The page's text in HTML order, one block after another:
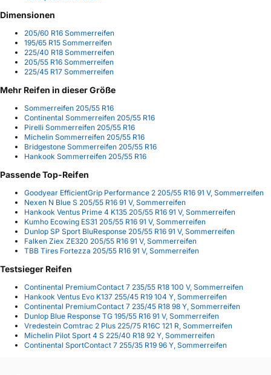
Dimensionen
205/60 R16 Sommerreifen
195/65 R15 Sommerreifen
225/40 R18 Sommerreifen
205/55 R16 Sommerreifen
225/45 R17 Sommerreifen
Mehr Reifen in dieser Größe
Sommerreifen 205/55 R16
Continental Sommerreifen 205/55 R16
Pirelli Sommerreifen 205/55 R16
Michelin Sommerreifen 205/55 R16
Bridgestone Sommerreifen 205/55 R16
Hankook Sommerreifen 205/55 R16
Passende Top-Reifen
Goodyear EfficientGrip Performance 2 205/55 R16 91 V, Sommerreifen
Nexen N Blue S 205/55 R16 91 V, Sommerreifen
Hankook Ventus Prime 4 K135 205/55 R16 91 V, Sommerreifen
Kumho Ecowing ES31 205/55 R16 91 V, Sommerreifen
Dunlop SP Sport BluResponse 205/55 R16 91 V, Sommerreifen
Falken Ziex ZE320 205/55 R16 91 V, Sommerreifen
TBB Tires Fortezza 205/55 R16 91 V, Sommerreifen
Testsieger Reifen
Continental PremiumContact 7 235/55 R18 100 V, Sommerreifen
Hankook Ventus Evo K137 255/45 R19 104 Y, Sommerreifen
Continental PremiumContact 7 235/45 R18 98 Y, Sommerreifen
Dunlop Blue Response TG 195/55 R16 91 V, Sommerreifen
Vredestein Comtrac 2 Plus 225/75 R16C 121 R, Sommerreifen
Michelin Pilot Sport 4 S 225/40 R18 92 Y, Sommerreifen
Continental SportContact 7 255/35 R19 96 Y, Sommerreifen